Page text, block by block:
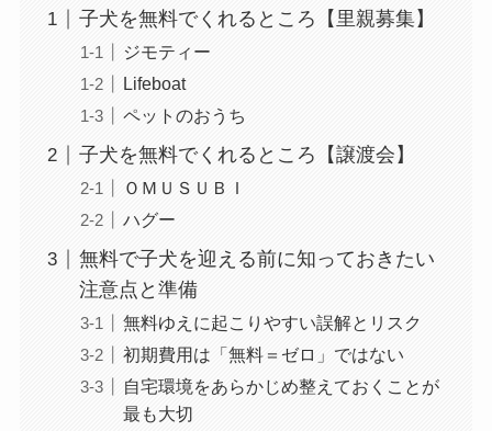
子犬を無料でくれるところ【里親募集】
ジモティー
Lifeboat
ペットのおうち
子犬を無料でくれるところ【譲渡会】
ＯＭＵＳＵＢＩ
ハグー
無料で子犬を迎える前に知っておきたい
注意点と準備
無料ゆえに起こりやすい誤解とリスク
初期費用は「無料＝ゼロ」ではない
自宅環境をあらかじめ整えておくことが
最も大切